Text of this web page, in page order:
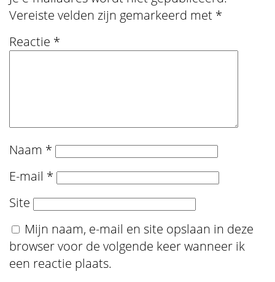
Vereiste velden zijn gemarkeerd met *
Reactie *
Naam *
E-mail *
Site
Mijn naam, e-mail en site opslaan in deze
browser voor de volgende keer wanneer ik
een reactie plaats.